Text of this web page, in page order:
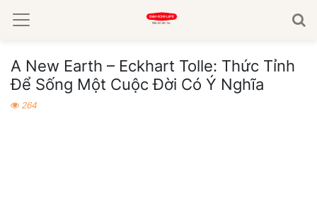
A New Earth – Eckhart Tolle: Thức Tỉnh
Để Sống Một Cuộc Đời Có Ý Nghĩa
264